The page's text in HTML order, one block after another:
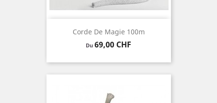
Corde De Magie 100m
Du Prix
69,00 CHF